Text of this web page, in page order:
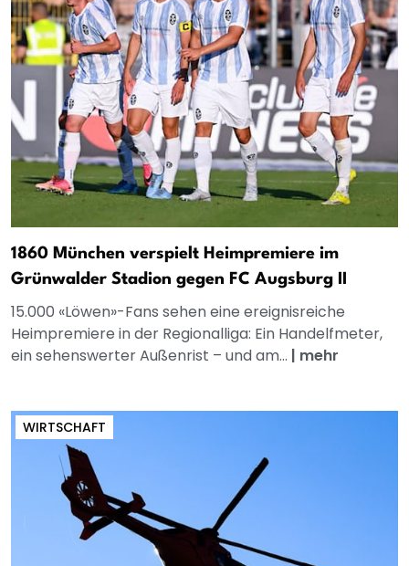
1860 München verspielt Heimpremiere im
Grünwalder Stadion gegen FC Augsburg II
15.000 «Löwen»-Fans sehen eine ereignisreiche
Heimpremiere in der Regionalliga: Ein Handelfmeter,
ein sehenswerter Außenrist – und am... | mehr
WIRTSCHAFT